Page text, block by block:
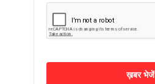
ख़बर भेजें